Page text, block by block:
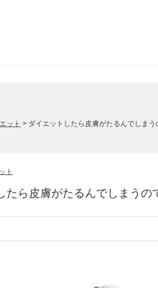
ット > ダイエットしたら皮膚がたるんでしまう
ト
たら皮膚がたるんでしまうの